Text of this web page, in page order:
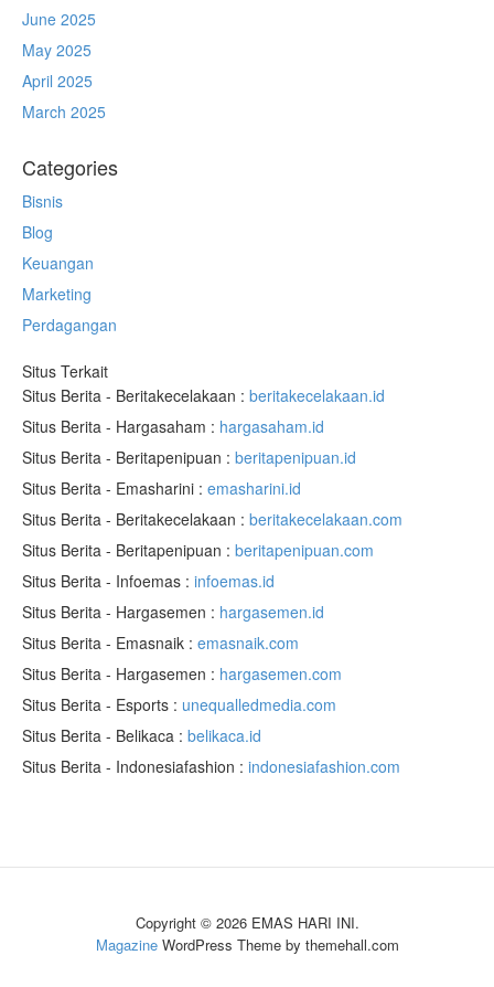
June 2025
May 2025
April 2025
March 2025
Categories
Bisnis
Blog
Keuangan
Marketing
Perdagangan
Situs Terkait
Situs Berita - Beritakecelakaan : beritakecelakaan.id
Situs Berita - Hargasaham : hargasaham.id
Situs Berita - Beritapenipuan : beritapenipuan.id
Situs Berita - Emasharini : emasharini.id
Situs Berita - Beritakecelakaan : beritakecelakaan.com
Situs Berita - Beritapenipuan : beritapenipuan.com
Situs Berita - Infoemas : infoemas.id
Situs Berita - Hargasemen : hargasemen.id
Situs Berita - Emasnaik : emasnaik.com
Situs Berita - Hargasemen : hargasemen.com
Situs Berita - Esports : unequalledmedia.com
Situs Berita - Belikaca : belikaca.id
Situs Berita - Indonesiafashion : indonesiafashion.com
Copyright © 2026 EMAS HARI INI.
MagazineWordPress Theme by themehall.com